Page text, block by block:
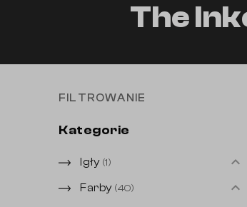
The
FILTROWANIE
Kategorie
Igły (1)
Farby (40)